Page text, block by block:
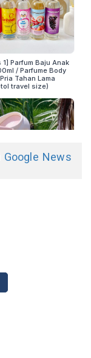
Google News